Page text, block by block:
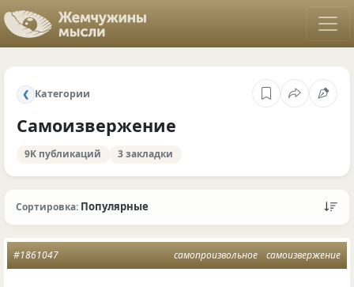
❮ Категории
Самоизвержение
9K публикаций 3 закладки
Сортировка: Популярные
самопроизвольное самоизвержение
#1861047